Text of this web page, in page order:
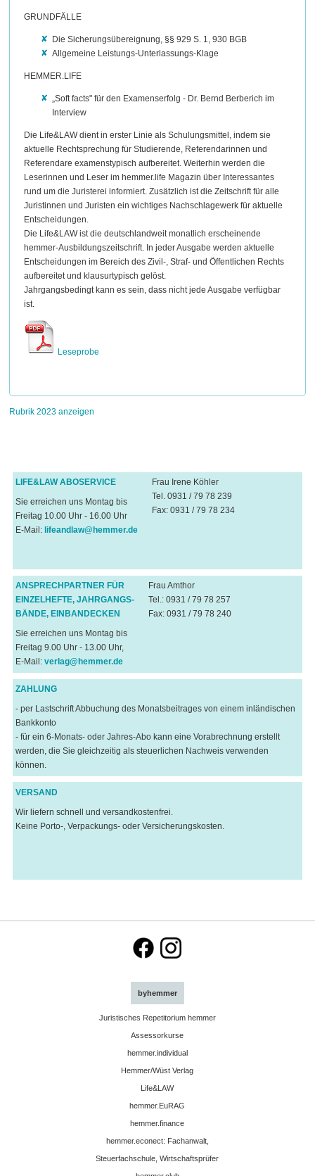
GRUNDFÄLLE
Die Sicherungsübereignung, §§ 929 S. 1, 930 BGB
Allgemeine Leistungs-Unterlassungs-Klage
HEMMER.LIFE
„Soft facts" für den Examenserfolg - Dr. Bernd Berberich im
Interview
Die Life&LAW dient in erster Linie als Schulungsmittel, indem sie
aktuelle Rechtsprechung für Studierende, Referendarinnen und
Referendare examenstypisch aufbereitet. Weiterhin werden die
Leserinnen und Leser im hemmer.life Magazin über Interessantes
rund um die Juristerei informiert. Zusätzlich ist die Zeitschrift für alle
Juristinnen und Juristen ein wichtiges Nachschlagewerk für aktuelle
Entscheidungen.
Die Life&LAW ist die deutschlandweit monatlich erscheinende
hemmer-Ausbildungszeitschrift. In jeder Ausgabe werden aktuelle
Entscheidungen im Bereich des Zivil-, Straf- und Öffentlichen Rechts
aufbereitet und klausurtypisch gelöst.
Jahrgangsbedingt kann es sein, dass nicht jede Ausgabe verfügbar
ist.
Leseprobe
Rubrik 2023 anzeigen
LIFE&LAW ABOSERVICE
Sie erreichen uns Montag bis
Freitag 10.00 Uhr - 16.00 Uhr
E-Mail: lifeandlaw@hemmer.de
Frau Irene Köhler
Tel. 0931 / 79 78 239
Fax: 0931 / 79 78 234
ANSPRECHPARTNER FÜR
EINZELHEFTE, JAHRGANGS-
BÄNDE, EINBANDECKEN
Sie erreichen uns Montag bis
Freitag 9.00 Uhr - 13.00 Uhr,
E-Mail: verlag@hemmer.de
Frau Amthor
Tel.: 0931 / 79 78 257
Fax: 0931 / 79 78 240
ZAHLUNG
- per Lastschrift Abbuchung des Monatsbeitrages von einem inländischen
Bankkonto
- für ein 6-Monats- oder Jahres-Abo kann eine Vorabrechnung erstellt
werden, die Sie gleichzeitig als steuerlichen Nachweis verwenden
können.
VERSAND
Wir liefern schnell und versandkostenfrei.
Keine Porto-, Verpackungs- oder Versicherungskosten.
byhemmer
Juristisches Repetitorium hemmer
Assessorkurse
hemmer.individual
Hemmer/Wüst Verlag
Life&LAW
hemmer.EuRAG
hemmer.finance
hemmer.econect: Fachanwalt,
Steuerfachschule, Wirtschaftsprüfer